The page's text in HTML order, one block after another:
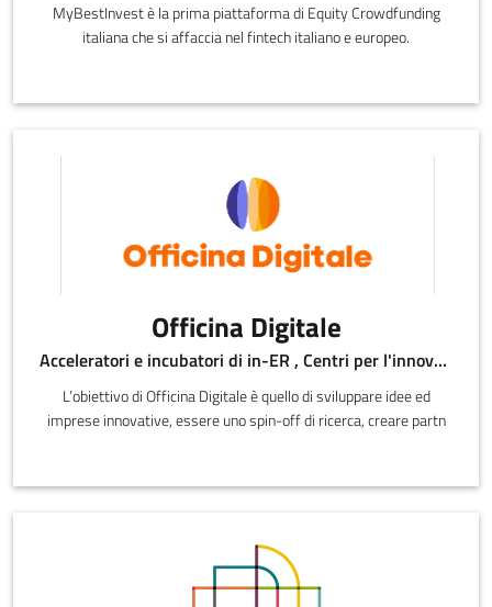
MyBestInvest è la prima piattaforma di Equity Crowdfunding
italiana che si affaccia nel fintech italiano e europeo.
Officina Digitale
Acceleratori e incubatori di in-ER , Centri per l'innovazione , Sportelli di informazione , Altro
L’obiettivo di Officina Digitale è quello di sviluppare idee ed
imprese innovative, essere uno spin-off di ricerca, creare partn